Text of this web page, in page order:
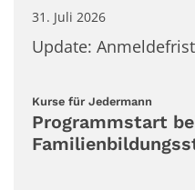
31. Juli 2026
Update:
Kurse für Jedermann
Programmstart